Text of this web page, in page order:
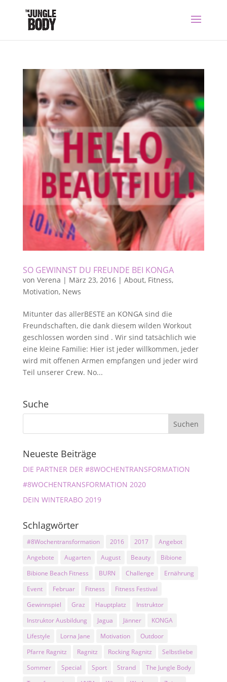
SO GEWINNST DU FREUNDE BEI KONGA
von Verena | März 23, 2016| About, Fitness,
Motivation, News
Mitunter das allerBESTE an KONGA sind die
Freundschaften, die dank diesem wilden Workout
geschlossen worden sind . Wir sind tatsächlich wie
eine kleine Familie: Hier ist jeder willkommen, jeder
wird mit offenen Armen empfangen und jeder wird
Teil unserer Crew. No...
Suche
Neueste Beiträge
DIE PARTNER DER #8WOCHENTRANSFORMATION
#8WOCHENTRANSFORMATION 2020
DEIN WINTERABO 2019
Schlagwörter
#8Wochentransformation 2016 2017
Angebot
Angebote
Augarten August Beauty
Bibione
Bibione Beach Fitness
BURN Challenge
Ernährung
Event
Februar Fitness
Fitness Festival
Gewinnspiel
Graz Hauptplatz
Instruktor
Instruktor Ausbildung
Jagua Jänner
KONGA
Lifestyle
Lorna Jane Motivation
Outdoor
Pfarre Ragnitz
Ragnitz Rocking Ragnitz
Selbstliebe
Sommer
Special Sport Strand
The Jungle Body